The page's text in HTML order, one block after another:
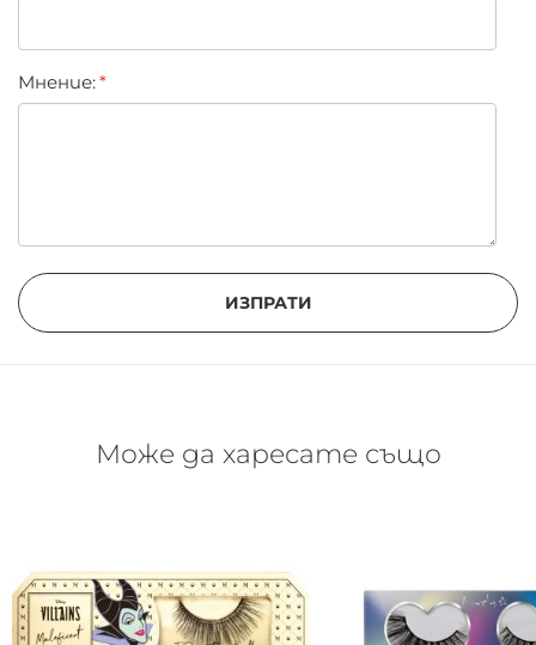
Мнение:
ИЗПРАТИ
Може да харесате също